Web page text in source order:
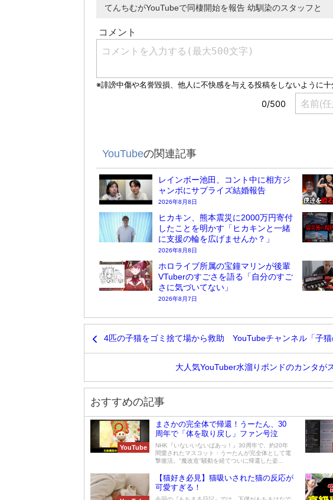
てんちむがYouTubeで同棲開始を報告 幼馴染のスタッフと
YouTubeの関連記事
レインボー池田、コント中に相方ジ
ャンボにサプライズ結婚報告
2026年8月8日
ヒカキン、熊本震災に2000万円寄付
したことを明かす「ヒカキンと一緒
に支援の輪を広げませんか？」
2026年8月8日
ホロライブ所属の宝鐘マリンが後輩
VTuberのすごさを語る「自分のすご
さに気づいてない」
2026年8月7日
4匹の子猫をゴミ捨て場から救助 YouTubeチャンネル「子
大人気YouTuber水溜りボンドのカンタが
おすすめの記事
YouTube
まさかの完全体で帰還！うーたん、30
周年で「体を取り戻し」ファン号泣
NHK『いないいないばあっ！』30周年で、約20年
間愛されたマスコット・うーたんが完全体として電
撃復活。"魔改造"騒動を経てついに帰還した姿...
【猫好き必見】猫吸いされた猫の反応が
可愛すぎる！